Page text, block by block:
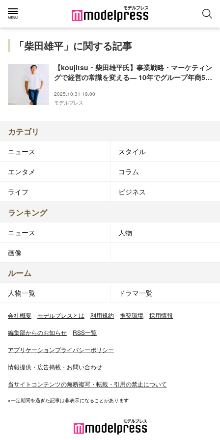
「柴田雄平」に関する記事
【koujitsu・柴田雄平氏】事業戦略・マーケティン
グで経営の常識を変える― 10年でグループ年商50
思考＜REAL VALUE×モデルプレス連動＞
2025.10.31 19:00
モデルプレス
カテゴリ
ニュース スタイル
エンタメ コラム
ライフ ビジネス
ランキング
ニュース 人物
画像
ルーム
人物一覧 ドラマ一覧
会社概要 モデルプレスとは 利用規約 推奨環境 採用情報
編集部からのお知らせ RSS一覧
アプリケーションプライバシーポリシー
情報提供・広告掲載・お問い合わせ
当サイトコンテンツの無断複写・転載・引用の禁止について
※一定期間を過ぎた記事は非表示になることがあります